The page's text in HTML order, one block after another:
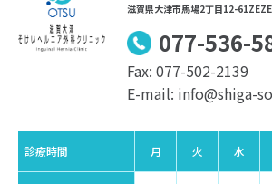
滋賀県大津市馬場2丁目12-
077-536-
Fax: 077-502-2139
E-mail: info@shiga-
診療時間 月 火 水